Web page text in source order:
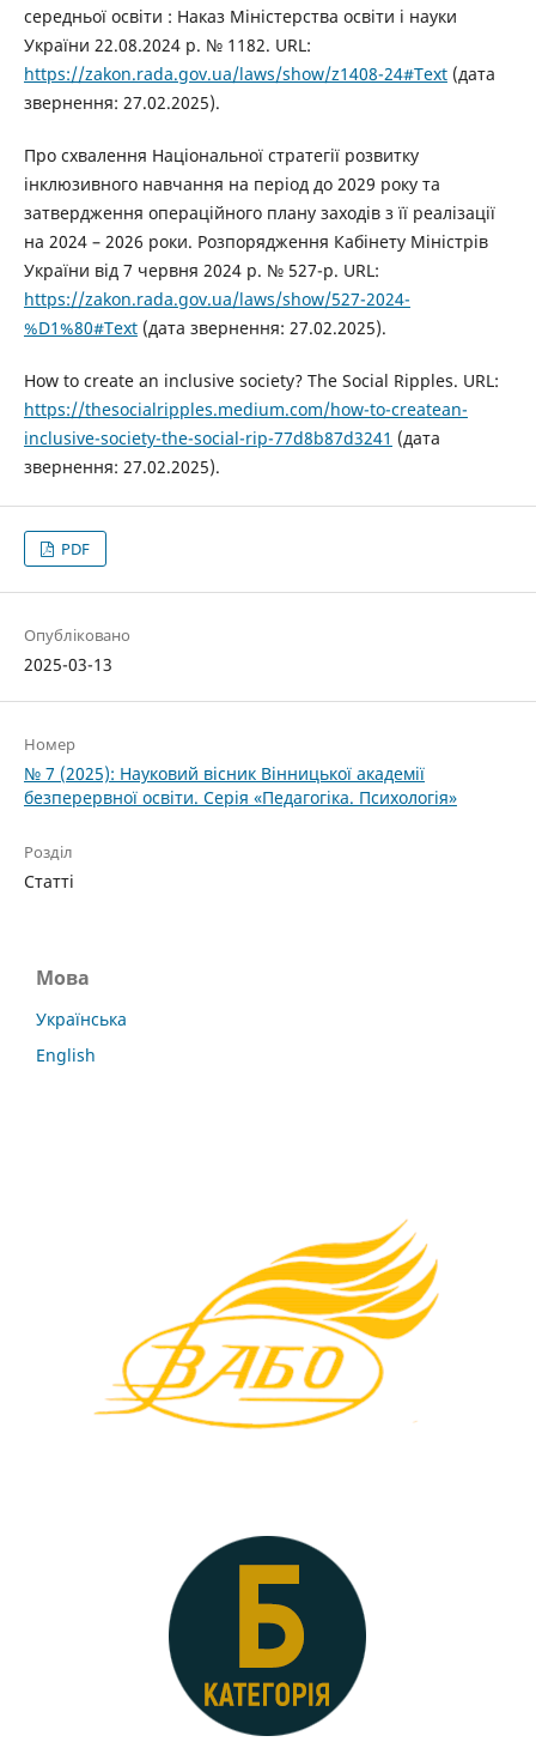
середньої освіти : Наказ Міністерства освіти і науки
України 22.08.2024 р. № 1182. URL:
https://zakon.rada.gov.ua/laws/show/z1408-24#Text(дата
звернення: 27.02.2025).
Про схвалення Національної стратегії розвитку
інклюзивного навчання на період до 2029 року та
затвердження операційного плану заходів з її реалізації
на 2024 – 2026 роки. Розпорядження Кабінету Міністрів
України від 7 червня 2024 р. № 527-р. URL:
https://zakon.rada.gov.ua/laws/show/527-2024-
%D1%80#Text(дата звернення: 27.02.2025).
How to create an inclusive society? The Social Ripples. URL:
https://thesocialripples.medium.com/how-to-createan-
inclusive-society-the-social-rip-77d8b87d3241 (дата
звернення: 27.02.2025).
PDF
Опубліковано
2025-03-13
Номер
№ 7 (2025): Науковий вісник Вінницької академії
безперервної освіти. Серія «Педагогіка. Психологія»
Розділ
Статті
Мова
Українська
English